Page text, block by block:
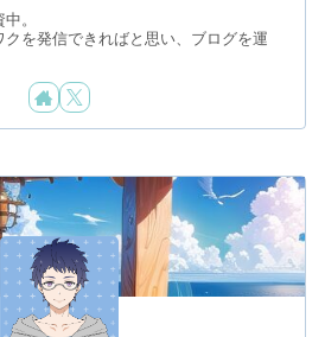
。
クを発信できればと思い、ブログを運